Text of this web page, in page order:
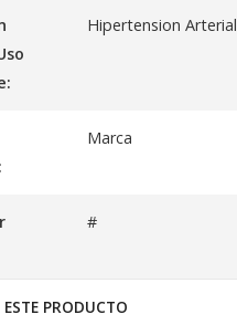
Hipertension Arterial
Marca
#
PRODUCTO